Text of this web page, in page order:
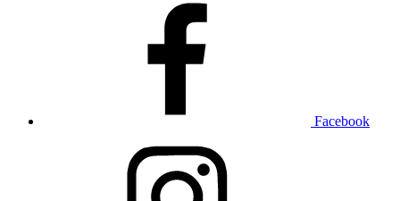
Facebook